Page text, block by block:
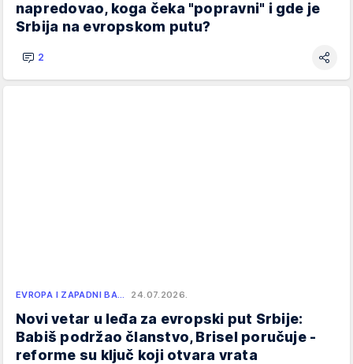
napredovao, koga čeka "popravni" i gde je
Srbija na evropskom putu?
2
EVROPA I ZAPADNI BA… 24.07.2026.
Novi vetar u leđa za evropski put Srbije:
Babiš podržao članstvo, Brisel poručuje -
reforme su ključ koji otvara vrata